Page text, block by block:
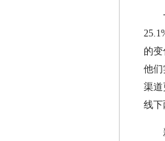
的
他们
渠道
线下